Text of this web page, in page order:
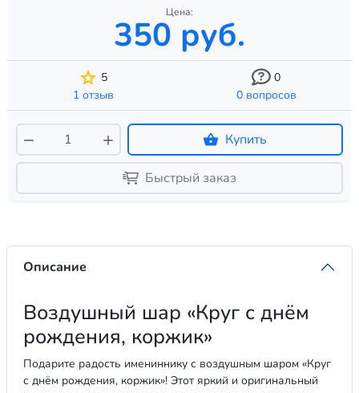
Цена:
350 руб.
5
1 отзыв
0
0 вопросов
Купить
Быстрый заказ
Описание
Воздушный шар «Круг с днём
рождения, коржик»
Подарите радость имениннику с воздушным шаром «Круг
с днём рождения, коржик»! Этот яркий и оригинальный